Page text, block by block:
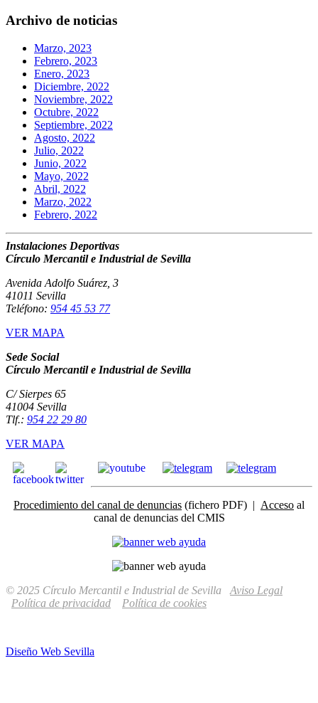
Archivo de noticias
Marzo, 2023
Febrero, 2023
Enero, 2023
Diciembre, 2022
Noviembre, 2022
Octubre, 2022
Septiembre, 2022
Agosto, 2022
Julio, 2022
Junio, 2022
Mayo, 2022
Abril, 2022
Marzo, 2022
Febrero, 2022
Instalaciones Deportivas
Círculo Mercantil e Industrial de Sevilla
Avenida Adolfo Suárez, 3
41011 Sevilla
Teléfono: 954 45 53 77
VER MAPA
Sede Social
Círculo Mercantil e Industrial de Sevilla
C/ Sierpes 65
41004 Sevilla
Tlf.: 954 22 29 80
VER MAPA
Procedimiento del canal de denuncias (fichero PDF) | Acceso al
canal de denuncias del CMIS
© 2025 Círculo Mercantil e Industrial de Sevilla Aviso Legal
Política de privacidad
Política de cookies
Diseño Web Sevilla